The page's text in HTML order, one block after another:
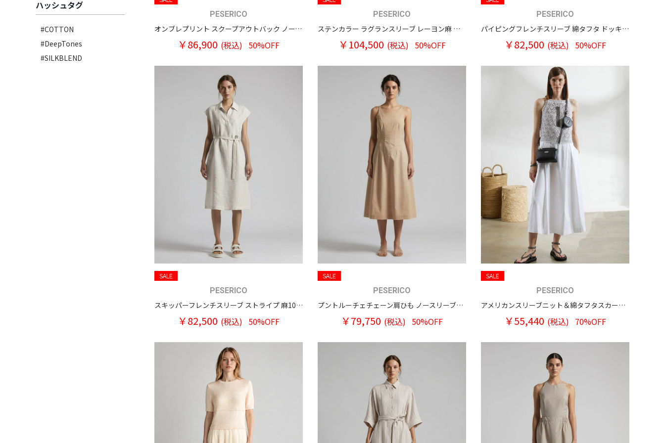
ハッシュタグ
#COTTON
#DeepTones
#SILKBLEND
PESERICO
オンブレプリント スクープアウトバック ノースリーブワンピース
￥86,900 (税込) 50%OFF
PESERICO
ステンカラー ラグランスリーブ レーヨン麻 シャツワンピース
￥104,500 (税込) 50%OFF
PESERICO
パイピングフレンチスリーブ 綿タフタ ドッキングワンピース
￥82,500 (税込) 50%OFF
SALE
PESERICO
スキッパーフレンチスリーブ ストライプ 麻100％ワンピース
￥82,500 (税込) 50%OFF
SALE
PESERICO
プントルーチェチェーン肩ひも ノースリーブワンピース
￥79,750 (税込) 50%OFF
SALE
PESERICO
アメリカンスリーブニット＆綿タフタスカート ドッキングワンピース
￥55,440 (税込) 70%OFF